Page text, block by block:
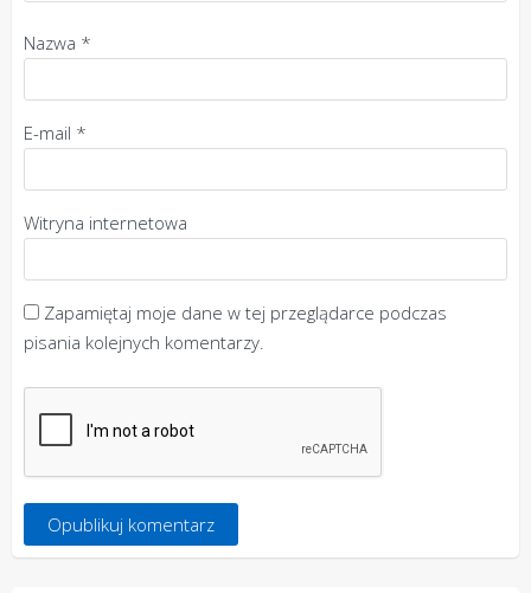
Nazwa *
E-mail *
Witryna internetowa
Zapamiętaj moje dane w tej przeglądarce podczas
pisania kolejnych komentarzy.